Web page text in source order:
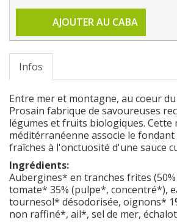
AJOUTER AU CABA
Infos
Entre mer et montagne, au coeur
Prosain fabrique de savoureuses
légumes et fruits biologiques. Cette
méditérranéenne associe le
fraîches à l'onctuosité d'une sauce
Ingrédients:
Aubergines* en tranches frites
tomate* 35% (pulpe*, concentré*),
tournesol* désodorisée, oignons*
non raffiné*, ail*, sel de mer,